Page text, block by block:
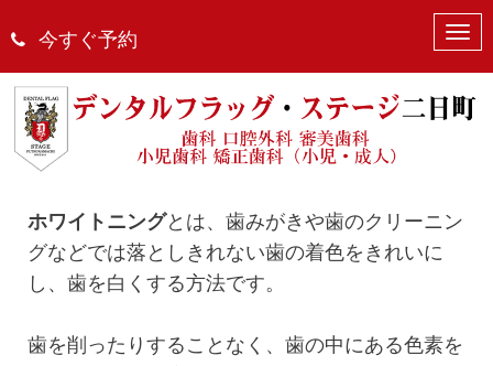
今すぐ予約
N
a
v
i
g
o
ホワイトニング
ホワイトニングとは、歯みがきや歯のクリーニン
グなどでは落としきれない歯の着色をきれいに
し、歯を白くする方法です。
歯を削ったりすることなく、歯の中にある色素を